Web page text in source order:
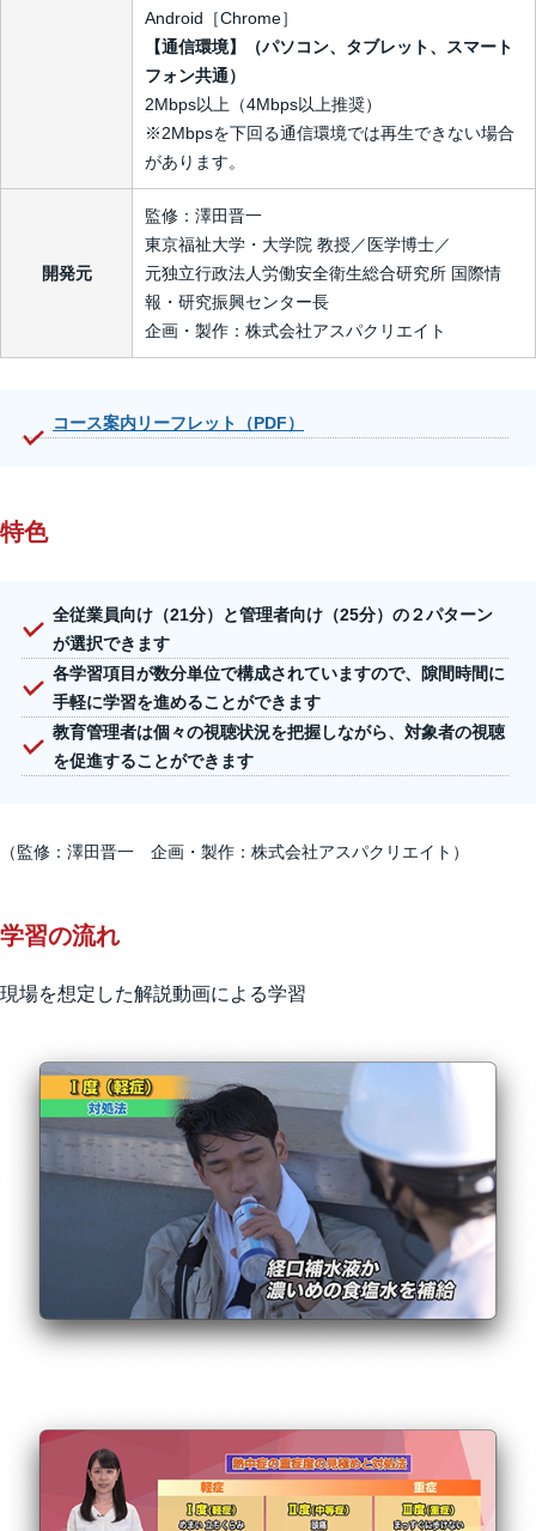
Android［Chrome］
【通信環境】（パソコン、タブレット、スマート
フォン共通）
2Mbps以上（4Mbps以上推奨）
※2Mbpsを下回る通信環境では再生できない場合
があります。
開発元
監修：澤田晋一
東京福祉大学・大学院 教授／医学博士／
元独立行政法人労働安全衛生総合研究所 国際情
報・研究振興センター長
企画・製作：株式会社アスパクリエイト
コース案内リーフレット（PDF）
特色
全従業員向け（21分）と管理者向け（25分）の２パターン
が選択できます
各学習項目が数分単位で構成されていますので、隙間時間に
手軽に学習を進めることができます
教育管理者は個々の視聴状況を把握しながら、対象者の視聴
を促進することができます
（監修：澤田晋一 企画・製作：株式会社アスパクリエイト）
学習の流れ
現場を想定した解説動画による学習